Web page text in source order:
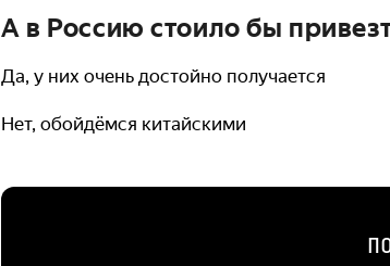
А в Россию стоило бы
Да, у них очень достойно получается
Нет, обойдёмся китайскими